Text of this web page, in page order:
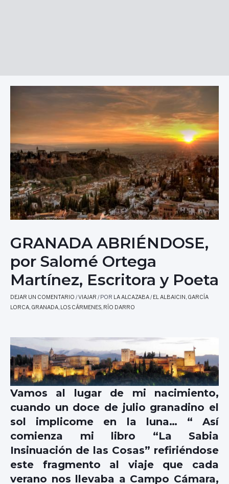
GRANADA ABRIÉNDOSE,
por Salomé Ortega
Martínez, Escritora y Poeta
DEJAR UN COMENTARIO /VIAJAR / POR LA ALCAZABA/EL ALBAICIN, GARCÍA
LORCA, GRANADA, LOS CÁRMENES, RÍO DARRO
Vamos al lugar de mi nacimiento,
cuando un doce de julio granadino el
sol implicome en la luna… “ Así
comienza mi libro “La Sabia
Insinuación de las Cosas” refiriéndose
este fragmento al viaje que cada
verano nos llevaba a Campo Cámara,